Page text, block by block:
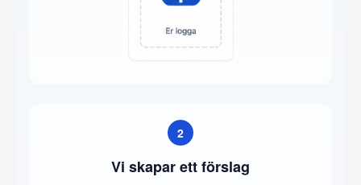
2
Vi skapar ett förslag